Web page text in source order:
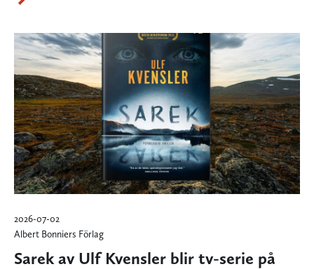
2026-07-02
Albert Bonniers Förlag
Sarek av Ulf Kvensler blir tv-serie på